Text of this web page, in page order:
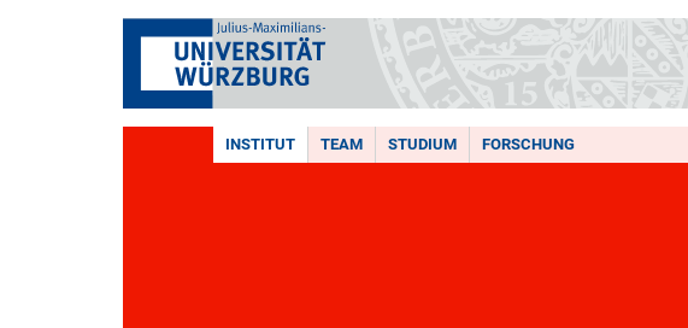
INSTITUT TEAM STUDIUM FORSCHUNG